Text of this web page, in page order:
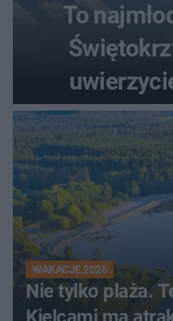
To
WAKACJE 2026
Nie tylko plaża.